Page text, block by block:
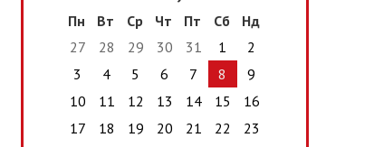
Пн
Вт Ср Чт Пт Сб
Нд
27
28 29 30 31 1
2
3
4 5 6 7 8
9
10
11 12 13 14 15
16
17
18 19 20 21 22
23